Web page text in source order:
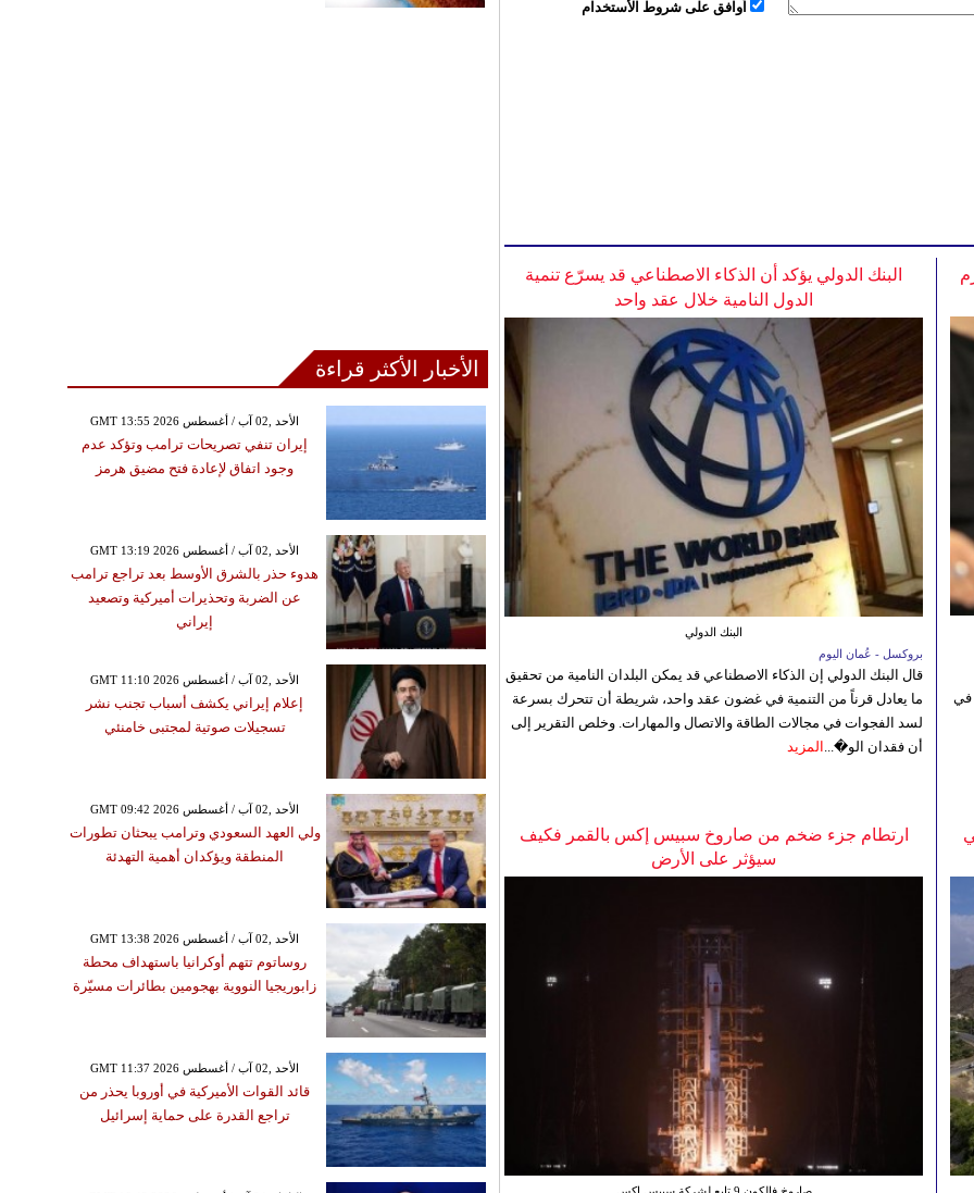
اُوافق على شروط الأستخدام
البنك الدولي يؤكد أن الذكاء الاصطناعي قد يسرّع تنمية
الدول النامية خلال عقد واحد
البنك الدولي
بروكسل - عُمان اليوم
قال البنك الدولي إن الذكاء الاصطناعي قد يمكن البلدان النامية من تحقيق
ما يعادل قرناً من التنمية في غضون عقد واحد، شريطة أن تتحرك بسرعة
لسد الفجوات في مجالات الطاقة والاتصال والمهارات. وخلص التقرير إلى
أن فقدان الو�... المزيد
في
ارتطام جزء ضخم من صاروخ سبيس إكس بالقمر فكيف
سيؤثر على الأرض
الأخبار الأكثر قراءة
GMT 13:55 2026 الأحد ,02 آب / أغسطس
إيران تنفي تصريحات ترامب وتؤكد عدم
وجود اتفاق لإعادة فتح مضيق هرمز
GMT 13:19 2026 الأحد ,02 آب / أغسطس
هدوء حذر بالشرق الأوسط بعد تراجع ترامب
عن الضربة وتحذيرات أميركية وتصعيد
إيراني
GMT 11:10 2026 الأحد ,02 آب / أغسطس
إعلام إيراني يكشف أسباب تجنب نشر
تسجيلات صوتية لمجتبى خامنئي
GMT 09:42 2026 الأحد ,02 آب / أغسطس
ولي العهد السعودي وترامب يبحثان تطورات
المنطقة ويؤكدان أهمية التهدئة
GMT 13:38 2026 الأحد ,02 آب / أغسطس
روساتوم تتهم أوكرانيا باستهداف محطة
زابوريجيا النووية بهجومين بطائرات مسيّرة
GMT 11:37 2026 الأحد ,02 آب / أغسطس
قائد القوات الأميركية في أوروبا يحذر من
تراجع القدرة على حماية إسرائيل